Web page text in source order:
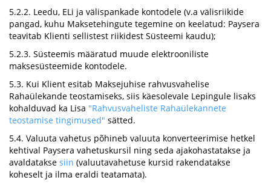
5.2.2. Leedu, ELi ja välispankade kontodele (v.a välisriikide
pangad, kuhu Maksetehingute tegemine on keelatud: Paysera
teavitab Klienti sellistest riikidest Süsteemi kaudu);
5.2.3. Süsteemis määratud muude elektrooniliste
maksesüsteemide kontodele.
5.3. Kui Klient esitab Maksejuhise rahvusvahelise
Rahaülekande teostamiseks, siis käesolevale Lepingule lisaks
kohalduvad ka Lisa "Rahvusvaheliste Rahaülekannete
teostamise tingimused" sätted.
5.4. Valuuta vahetus põhineb valuuta konverteerimise hetkel
kehtival Paysera vahetuskursil ning seda ajakohastatakse ja
avaldatakse siin (valuutavahetuse kursid rakendatakse
koheselt ja ilma eraldi teatamata).